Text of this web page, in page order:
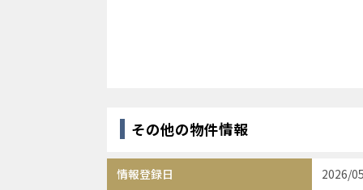
その他の物件情報
情報登録日 2026/